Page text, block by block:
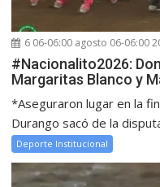
6 06-06:00 agosto 06-06:00
#Nacionalito2026:
Margaritas Blanco y
*Aseguraron lugar en la
Durango sacó de la
Deporte Institucional